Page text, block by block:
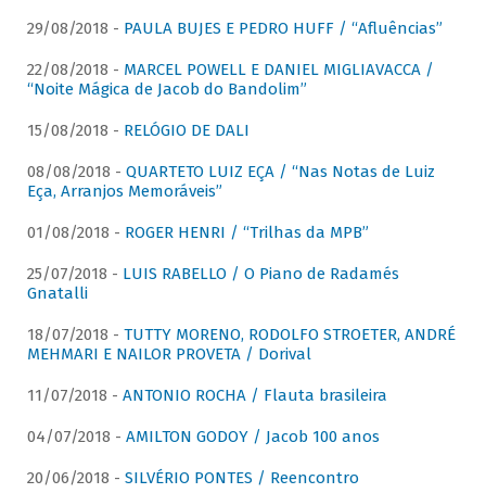
29/08/2018 - PAULA BUJES E PEDRO HUFF / “Afluências”
22/08/2018 - MARCEL POWELL E DANIEL MIGLIAVACCA /
“Noite Mágica de Jacob do Bandolim”
15/08/2018 - RELÓGIO DE DALI
08/08/2018 - QUARTETO LUIZ EÇA / “Nas Notas de Luiz
Eça, Arranjos Memoráveis”
01/08/2018 - ROGER HENRI / “Trilhas da MPB”
25/07/2018 - LUIS RABELLO / O Piano de Radamés
Gnatalli
18/07/2018 - TUTTY MORENO, RODOLFO STROETER, ANDRÉ
MEHMARI E NAILOR PROVETA / Dorival
11/07/2018 - ANTONIO ROCHA / Flauta brasileira
04/07/2018 - AMILTON GODOY / Jacob 100 anos
20/06/2018 - SILVÉRIO PONTES / Reencontro